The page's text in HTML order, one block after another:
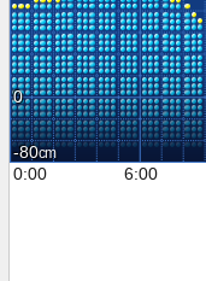
0
-80
0:00
6:00